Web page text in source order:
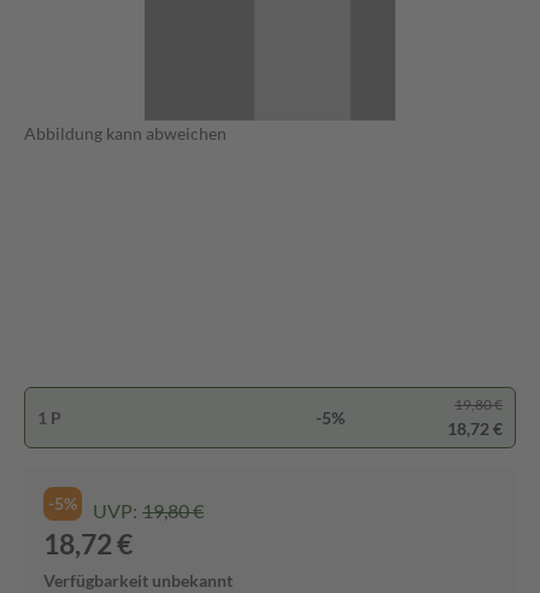
Abbildung kann abweichen
1 P -5%
19,80 €
18,72 €
-5% UVP: 19,80 €
18,72 €
Verfügbarkeit unbekannt